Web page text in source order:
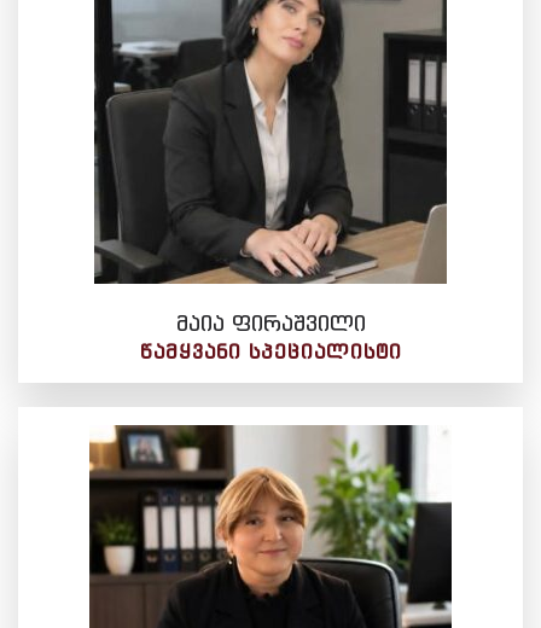
მაია ფირაშვილი
ᲬᲐᲛᲧᲕᲐᲜᲘ ᲡᲞᲔᲪᲘᲐᲚᲘᲡᲢᲘ